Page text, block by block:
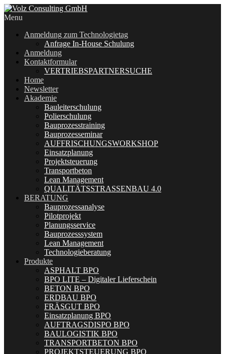
Menu
Anmeldung zum Technologietag
Anfrage In-House Schulung
Anmeldung
Kontaktformular
VERTRIEBSPARTNERSUCHE
Home
Newsletter
Akademie
Bauleiterschulung
Polierschulung
Bauprozesstraining
Bauprozesseminar
AUFFRISCHUNGSWORKSHOP
Einsatzplanung
Projektsteuerung
Transportbeton
Lean Management
QUALITÄTSSTRASSENBAU 4.0
BERATUNG
Bauprozessanalyse
Pilotprojekt
Planungsservice
Bauprozesssystem
Lean Management
Technologieberatung
Produkte
ASPHALT BPO
BPO LITE – Digitaler Lieferschein
BETON BPO
ERDBAU BPO
FRÄSGUT BPO
Einsatzplanung BPO
AUFTRAGSDISPO BPO
BAULOGISTIK BPO
TRANSPORTBETON BPO
PROJEKTSTEUERUNG BPO